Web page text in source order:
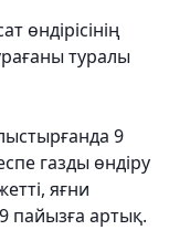
өндірісінің
туралы
9
газды өндіру
яғни
пайызға артық.